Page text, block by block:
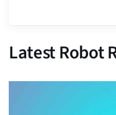
Latest Robot